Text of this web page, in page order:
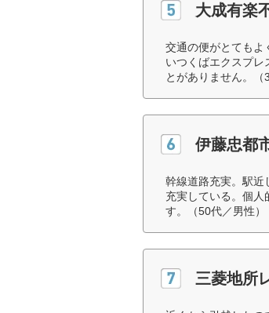
大成有楽
交通の便がとてもよ
いつくばエクスプレ
とがありません。（
伊藤忠都
幹線道路充実。駅近
充実している。個人
す。（50代／男性）
三菱地所